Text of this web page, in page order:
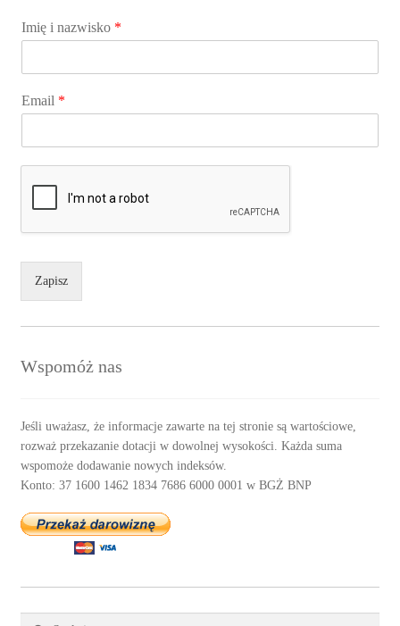
Imię i nazwisko *
Email *
Zapisz
Wspomóż nas
Jeśli uważasz, że informacje zawarte na tej stronie są wartościowe,
rozważ przekazanie dotacji w dowolnej wysokości. Każda suma
wspomoże dodawanie nowych indeksów.
Konto: 37 1600 1462 1834 7686 6000 0001 w BGŻ BNP